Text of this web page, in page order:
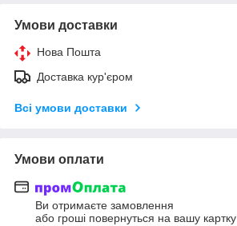
Умови доставки
Нова Пошта
Доставка кур'єром
Всі умови доставки
Умови оплати
Ви отримаєте замовлення
або гроші повернуться на вашу картку